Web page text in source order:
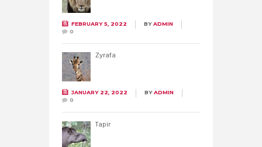
FEBRUARY 5, 2022 BYADMIN
0
Żyrafa
JANUARY 22, 2022 BYADMIN
0
Tapir